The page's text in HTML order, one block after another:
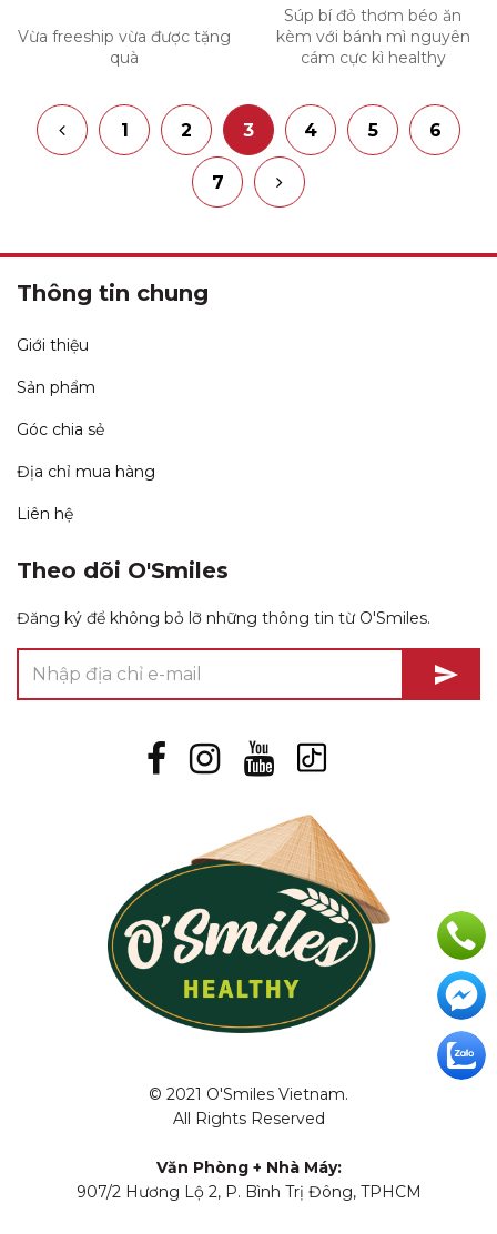
Vừa freeship vừa được tặng
quà
Súp bí đỏ thơm béo ăn
kèm với bánh mì nguyên
cám cực kì healthy
1 2 3 4 5 6
7
Thông tin chung
Giới thiệu
Sản phẩm
Góc chia sẻ
Địa chỉ mua hàng
Liên hệ
Theo dõi O'Smiles
Đăng ký để không bỏ lỡ những thông tin từ O'Smiles.
send
© 2021 O'Smiles Vietnam.
All Rights Reserved
Văn Phòng + Nhà Máy:
907/2 Hương Lộ 2, P. Bình Trị Đông, TPHCM